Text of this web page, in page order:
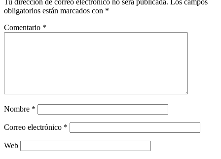
obligatorios están marcados con *
Comentario *
Nombre *
Correo electrónico *
Web